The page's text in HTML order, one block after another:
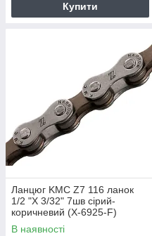
Купити
Ланцюг KMC Z7 116 ланок
1/2 "X 3/32" 7шв сірий-
коричневий (X-6925-F)
В наявності